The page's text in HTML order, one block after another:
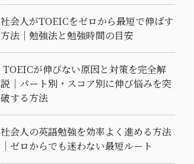
社会人がTOEICをゼロから最短で伸ばす
方法｜勉強法と勉強時間の目安
TOEICが伸びない原因と対策を完全解
説｜パート別・スコア別に伸び悩みを突
破する方法
社会人の英語勉強を効率よく進める方法
｜ゼロからでも迷わない最短ルート